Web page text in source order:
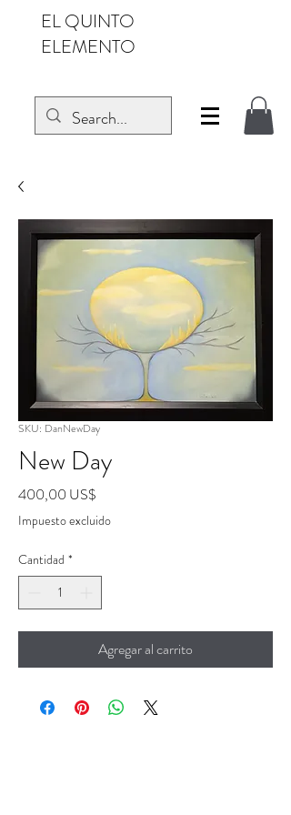
EL QUINTO
ELEMENTO
SKU: DanNewDay
New Day
400,00 US$
Impuesto excluido
Cantidad *
Agregar al carrito